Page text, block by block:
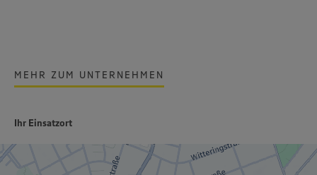
MEHR ZUM UNTERNEHMEN
Ihr Einsatzort